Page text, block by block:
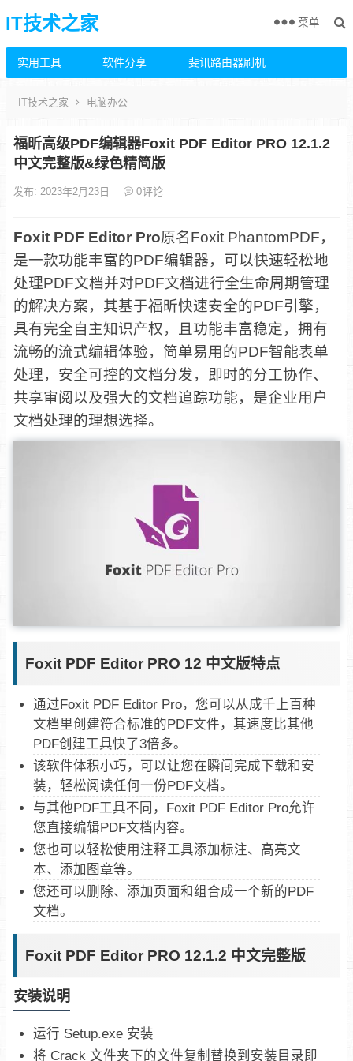
IT技术之家
实用工具 软件分享 斐讯路由器刷机
菜单
IT技术之家 电脑办公
福昕高级PDF编辑器Foxit PDF Editor PRO 12.1.2
中文完整版&绿色精简版
发布: 2023年2月23日 0评论
Foxit PDF Editor Pro原名Foxit PhantomPDF，
是一款功能丰富的PDF编辑器，可以快速轻松地
处理PDF文档并对PDF文档进行全生命周期管理
的解决方案，其基于福昕快速安全的PDF引擎，
具有完全自主知识产权，且功能丰富稳定，拥有
流畅的流式编辑体验，简单易用的PDF智能表单
处理，安全可控的文档分发，即时的分工协作、
共享审阅以及强大的文档追踪功能，是企业用户
文档处理的理想选择。
Foxit PDF Editor PRO 12 中文版特点
通过Foxit PDF Editor Pro，您可以从成千上百种
文档里创建符合标准的PDF文件，其速度比其他
PDF创建工具快了3倍多。
该软件体积小巧，可以让您在瞬间完成下载和安
装，轻松阅读任何一份PDF文档。
与其他PDF工具不同，Foxit PDF Editor Pro允许
您直接编辑PDF文档内容。
您也可以轻松使用注释工具添加标注、高亮文
本、添加图章等。
您还可以删除、添加页面和组合成一个新的PDF
文档。
Foxit PDF Editor PRO 12.1.2 中文完整版
安装说明
运行 Setup.exe 安装
将 Crack 文件夹下的文件复制替换到安装目录即